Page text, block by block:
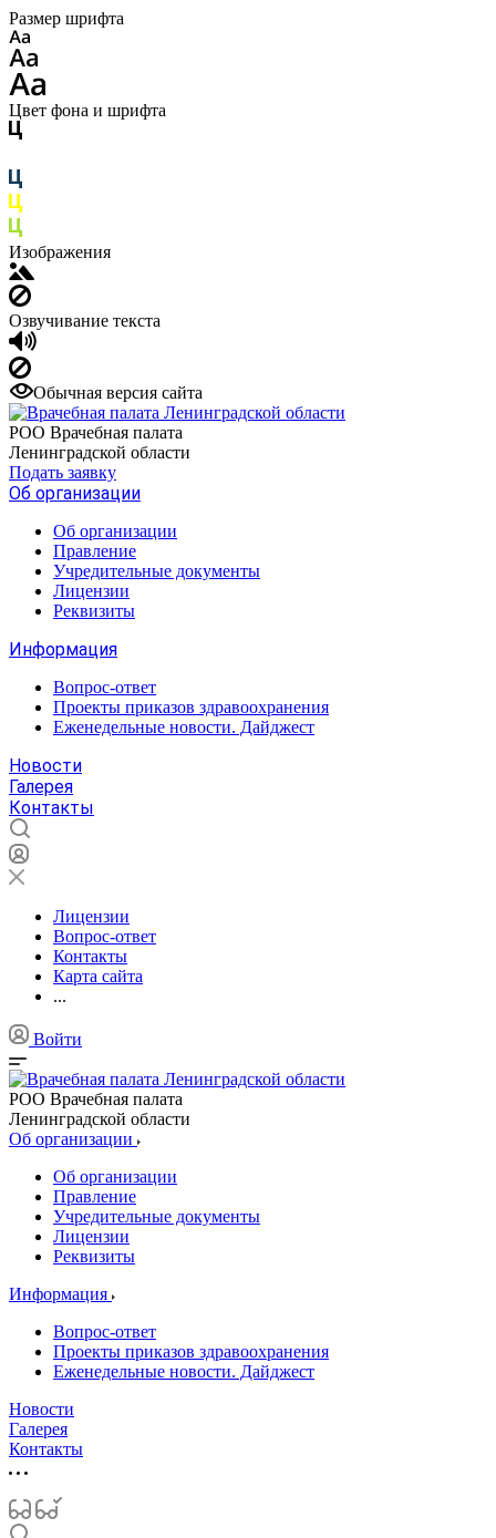
Размер шрифта
Цвет фона и шрифта
Изображения
Озвучивание текста
Обычная версия сайта
РОО Врачебная палата
Ленинградской области
Подать заявку
Об организации
Об организации
Правление
Учредительные документы
Лицензии
Реквизиты
Информация
Вопрос-ответ
Проекты приказов здравоохранения
Еженедельные новости. Дайджест
Новости
Галерея
Контакты
Лицензии
Вопрос-ответ
Контакты
Карта сайта
...
Войти
РОО Врачебная палата
Ленинградской области
Об организации
Об организации
Правление
Учредительные документы
Лицензии
Реквизиты
Информация
Вопрос-ответ
Проекты приказов здравоохранения
Еженедельные новости. Дайджест
Новости
Галерея
Контакты